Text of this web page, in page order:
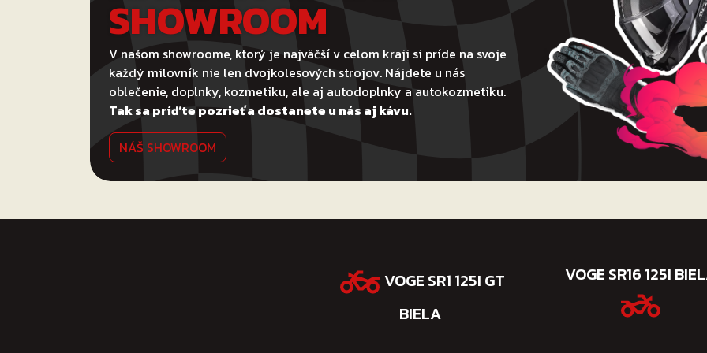
SHOWROOM
V našom showroome, ktorý je najväčší v celom kraji si príde na svoje
každý milovník nie len dvojkolesových strojov. Nájdete u nás
oblečenie, doplnky, kozmetiku, ale aj autodoplnky a autokozmetiku.
Tak sa príďte pozrieť a dostanete u nás aj kávu.
NÁŠ SHOWROOM
VOGE SR1 125I GT
BIELA
VOGE SR16 125I